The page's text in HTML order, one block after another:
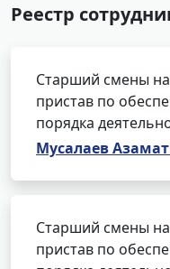
Реестр
Старший смены
пристав по
порядка
Мусалаев
Старший смены
пристав по